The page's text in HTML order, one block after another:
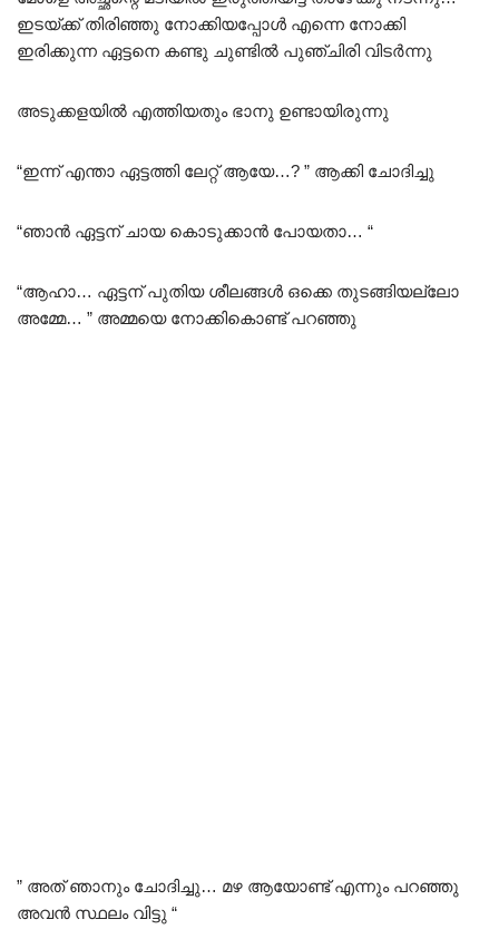
ഇടയ്ക്ക് തിരിഞ്ഞു നോക്കിയപ്പോൾ എന്നെ നോക്കി
ഇരിക്കുന്ന ഏട്ടനെ കണ്ടു ചുണ്ടിൽ പുഞ്ചിരി വിടർന്നു
അടുക്കളയിൽ എത്തിയതും ഭാനു ഉണ്ടായിരുന്നു
“ഇന്ന് എന്താ ഏട്ടത്തി ലേറ്റ് ആയേ…? ” ആക്കി ചോദിച്ചു
“ഞാൻ ഏട്ടന് ചായ കൊടുക്കാൻ പോയതാ… “
“ആഹാ… ഏട്ടന് പുതിയ ശീലങ്ങൾ ഒക്കെ തുടങ്ങിയല്ലോ
അമ്മേ… ” അമ്മയെ നോക്കികൊണ്ട്‌ പറഞ്ഞു
” അത് ഞാനും ചോദിച്ചു… മഴ ആയോണ്ട് എന്നും പറഞ്ഞു
അവൻ സ്ഥലം വിട്ടു “